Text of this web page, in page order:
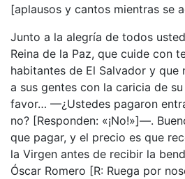
[aplausos y cantos mientras se
Junto a la alegría de todos
Reina de la Paz, que cuide con
habitantes de El Salvador y que
a sus gentes con la caricia de
favor… —¿Ustedes pagaron
no? [Responden: «¡No!»]—.
que pagar, y el precio es que
la Virgen antes de recibir la
Óscar Romero [R: Ruega por